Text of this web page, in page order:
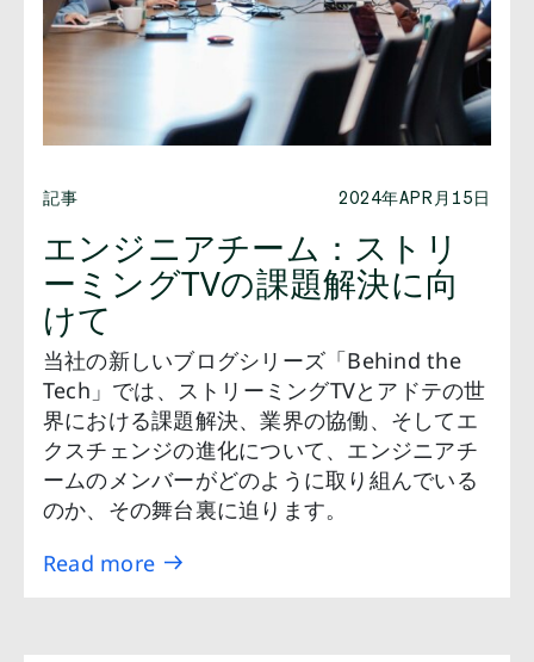
記事 2024年APR月15日
エンジニアチーム：ストリ
ーミングTVの課題解決に向
けて
当社の新しいブログシリーズ「Behind the
Tech」では、ストリーミングTVとアドテの世
界における課題解決、業界の協働、そしてエ
クスチェンジの進化について、エンジニアチ
ームのメンバーがどのように取り組んでいる
のか、その舞台裏に迫ります。
Read more